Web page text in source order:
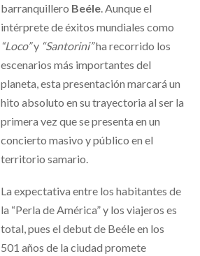
barranquillero Beéle. Aunque el
intérprete de éxitos mundiales como
“Loco”y “Santorini”ha recorrido los
escenarios más importantes del
planeta, esta presentación marcará un
hito absoluto en su trayectoria al ser la
primera vez que se presenta en un
concierto masivo y público en el
territorio samario.
La expectativa entre los habitantes de
la “Perla de América” y los viajeros es
total, pues el debut de Beéle en los
501 años de la ciudad promete